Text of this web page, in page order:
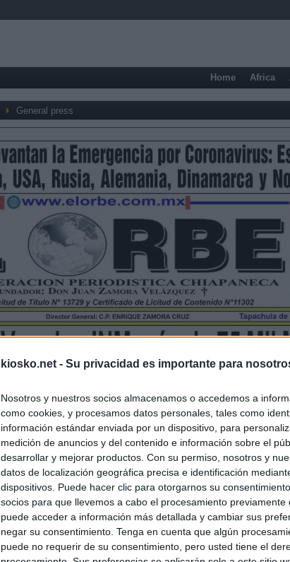
kiosko.net - Su privacidad es importante para
Nosotros y nuestros socios almacenamos o accedemos a
como cookies, y procesamos datos personales, tales como
información estándar enviada por un dispositivo, para
medición de anuncios y del contenido e información sobre el
desarrollar y mejorar productos. Con su permiso, nosotros y
datos de localización geográfica precisa e identificación
dispositivos. Puede hacer clic para otorgarnos su
socios para que llevemos a cabo el procesamiento previamente
puede acceder a información más detallada y cambiar sus
negar su consentimiento. Tenga en cuenta que algún
puede no requerir de su consentimiento, pero usted tiene el
Home Africa
General press